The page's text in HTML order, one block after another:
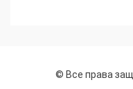
© Все права